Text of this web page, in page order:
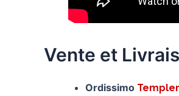
Vente et
Ordissimo